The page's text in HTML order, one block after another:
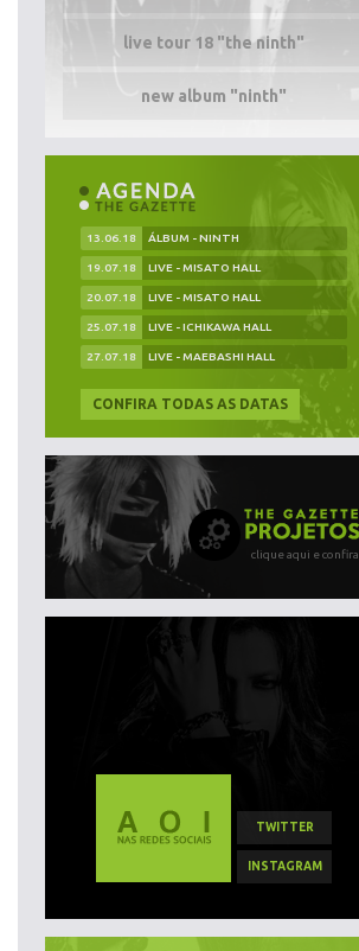
live tour 18 "the ninth"
new album "ninth"
13.06.18 ÁLBUM - NINTH
19.07.18 LIVE - MISATO HALL
20.07.18 LIVE - MISATO HALL
25.07.18 LIVE - ICHIKAWA HALL
27.07.18 LIVE - MAEBASHI HALL
CONFIRA TODAS AS DATAS
clique aqui e confira
TWITTER
INSTAGRAM